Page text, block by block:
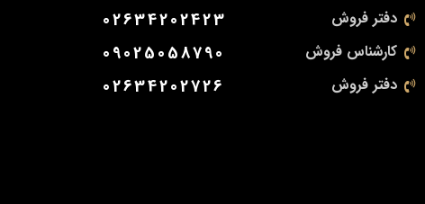
دفتر فروش 02634202423
کارشناس فروش 09025058790
دفتر فروش 02634202726